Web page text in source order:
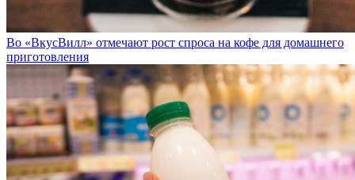
Во «ВкусВилл» отмечают рост спроса на кофе для домашнего
приготовления